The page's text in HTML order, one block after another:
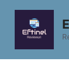
conținut